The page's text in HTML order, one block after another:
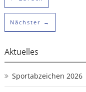
Nächster →
Aktuelles
Sportabzeichen 2026